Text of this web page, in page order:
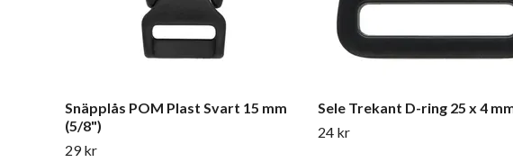
Snäpplås POM Plast Svart 15 mm
(5/8")
29 kr
Sele Trekant D-ring 25 x 4
24 kr